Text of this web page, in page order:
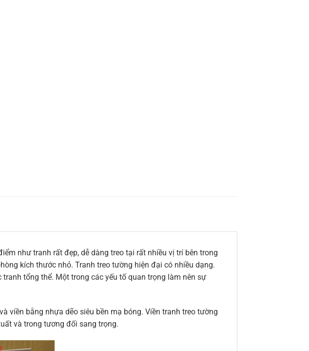
như tranh rất đẹp, dễ dàng treo tại rất nhiều vị trí bên trong
kích thước nhỏ. Tranh treo tường hiện đại có nhiều dạng.
tổng thể. Một trong các yếu tố quan trọng làm nên sự
viền bằng nhựa dẽo siêu bền mạ bóng. Viền tranh treo tường
và trong tương đối sang trọng.